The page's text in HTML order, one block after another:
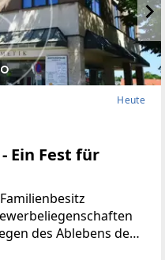
Heute
Ein Fest für
des Ablebens des
durch die Erben